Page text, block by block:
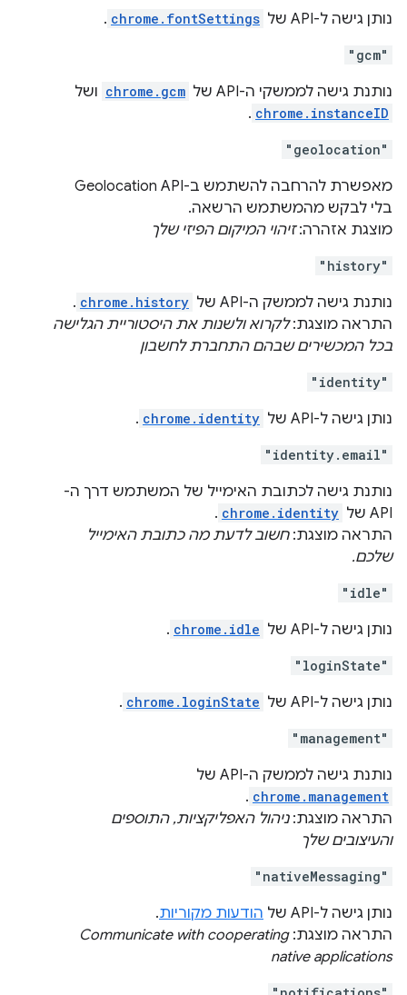
נותן גישה ל-API של chrome.fontSettings
.
"gcm"
נותנת גישה לממשקי ה-API של chrome.gcm ושל
chrome.instanceID
.
"geolocation"
מאפשרת להרחבה להשתמש ב-Geolocation API
בלי לבקש מהמשתמש הרשאה.
מוצגת אזהרה:זיהוי המיקום הפיזי שלך
"history"
נותנת גישה לממשק ה-API של chrome.history
.
התראה מוצגת:לקרוא ולשנות את היסטוריית הגלישה
בכל המכשירים שבהם התחברת לחשבון
"identity"
נותן גישה ל-API של chrome.identity
.
"identity.email"
נותנת גישה לכתובת האימייל של המשתמש דרך ה-
API של
chrome.identity
.
התראה מוצגת:חשוב לדעת מה כתובת האימייל
שלכם.
"idle"
נותן גישה ל-API של chrome.idle
.
"loginState"
נותן גישה ל-API של chrome.loginState
.
"management"
נותנת גישה לממשק ה-API של
chrome.management
.
התראה מוצגת:ניהול האפליקציות, התוספים
והעיצובים שלך
"nativeMessaging"
נותן גישה ל-API של הודעות מקוריות.
התראה מוצגת:Communicate with cooperating
native applications